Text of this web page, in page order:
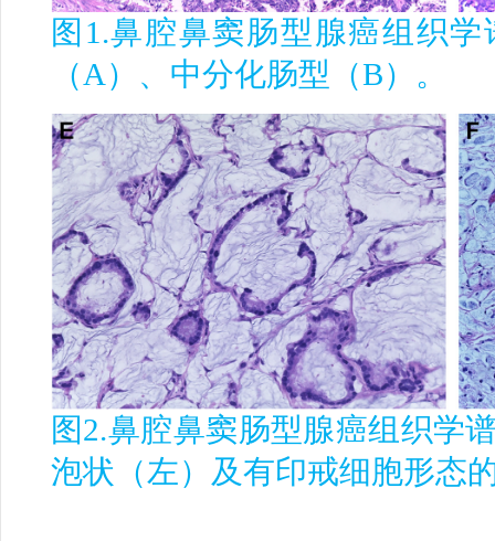
图 1.鼻腔鼻窦肠型腺癌组织
（A）、中分化肠型（B）。
图 2.鼻腔鼻窦肠型腺癌组织学
泡状（左）及有印戒细胞形态